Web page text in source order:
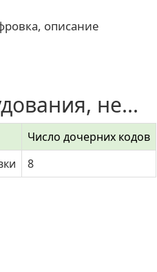
описание
не...
Число дочерних кодов
8